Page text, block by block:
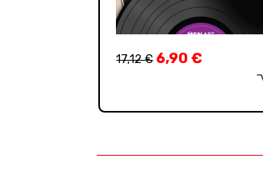
17,12€ 6,90€